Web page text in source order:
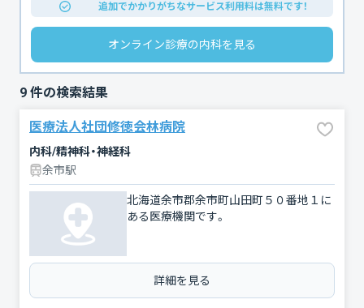
追加でかかりがちなサービス利用料は無料です！
オンライン診療の内科を見る
9 件の検索結果
医療法人社団修徳会林病院
内科/精神科・神経科
余市駅
北海道余市郡余市町山田町５０番地１に
ある医療機関です。
詳細を見る